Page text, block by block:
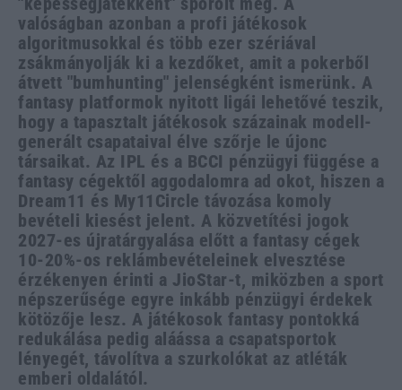
valóságban azonban a profi játékosok
algoritmusokkal és több ezer szériával
zsákmányolják ki a kezdőket, amit a pokerből
átvett "bumhunting" jelenségként ismerünk. A
fantasy platformok nyitott ligái lehetővé teszik,
hogy a tapasztalt játékosok százainak modell-
generált csapataival élve szőrje le újonc
társaikat. Az IPL és a BCCI pénzügyi függése a
fantasy cégektől aggodalomra ad okot, hiszen a
Dream11 és My11Circle távozása komoly
bevételi kiesést jelent. A közvetítési jogok
2027-es újratárgyalása előtt a fantasy cégek
10-20%-os reklámbevételeinek elvesztése
érzékenyen érinti a JioStar-t, miközben a sport
népszerűsége egyre inkább pénzügyi érdekek
kötözője lesz. A játékosok fantasy pontokká
redukálása pedig aláássa a csapatsportok
lényegét, távolítva a szurkolókat az atléták
emberi oldalától.